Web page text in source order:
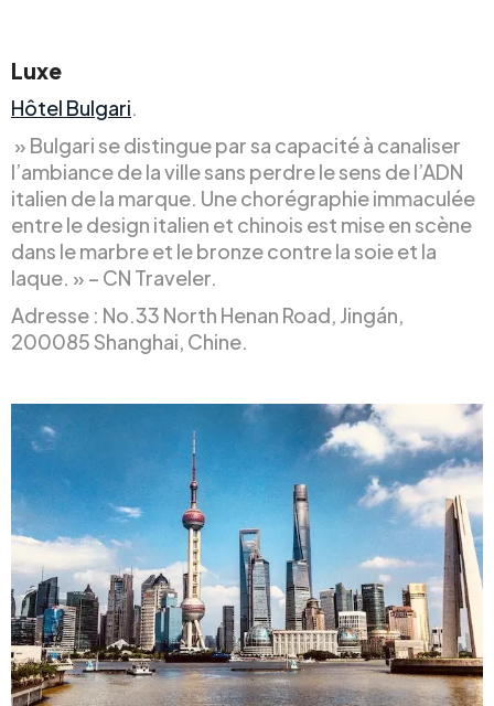
Luxe
Hôtel Bulgari.
» Bulgari se distingue par sa capacité à canaliser
l’ambiance de la ville sans perdre le sens de l’ADN
italien de la marque. Une chorégraphie immaculée
entre le design italien et chinois est mise en scène
dans le marbre et le bronze contre la soie et la
laque. » – CN Traveler.
Adresse : No.33 North Henan Road, Jingán,
200085 Shanghai, Chine.